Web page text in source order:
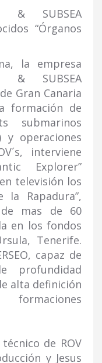
& SUBSEA
“Órganos
la empresa
& SUBSEA
Gran Canaria
formación de
submarinos
y operaciones
interviene
Explorer”
televisión los
la Rapadura”,
mas de 60
en los fondos
Tenerife.
capaz de
profundidad
alta definición
de ROV
y Jesus